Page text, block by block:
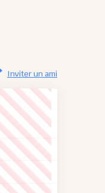
Inviter un ami